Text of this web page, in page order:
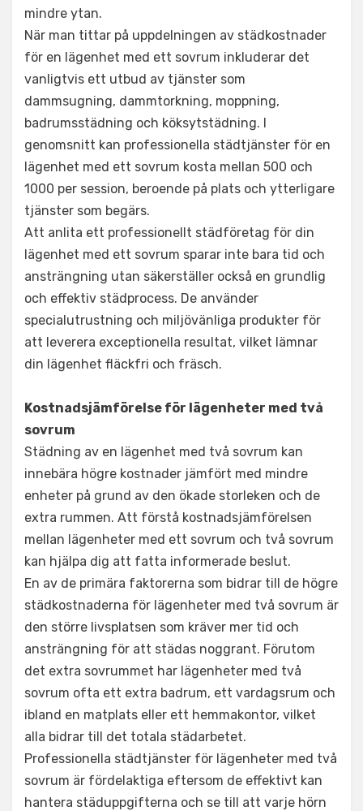
mindre ytan.
När man tittar på uppdelningen av städkostnader
för en lägenhet med ett sovrum inkluderar det
vanligtvis ett utbud av tjänster som
dammsugning, dammtorkning, moppning,
badrumsstädning och köksytstädning. I
genomsnitt kan professionella städtjänster för en
lägenhet med ett sovrum kosta mellan 500 och
1000 per session, beroende på plats och ytterligare
tjänster som begärs.
Att anlita ett professionellt städföretag för din
lägenhet med ett sovrum sparar inte bara tid och
ansträngning utan säkerställer också en grundlig
och effektiv städprocess. De använder
specialutrustning och miljövänliga produkter för
att leverera exceptionella resultat, vilket lämnar
din lägenhet fläckfri och fräsch.
Kostnadsjämförelse för lägenheter med två
sovrum
Städning av en lägenhet med två sovrum kan
innebära högre kostnader jämfört med mindre
enheter på grund av den ökade storleken och de
extra rummen. Att förstå kostnadsjämförelsen
mellan lägenheter med ett sovrum och två sovrum
kan hjälpa dig att fatta informerade beslut.
En av de primära faktorerna som bidrar till de högre
städkostnaderna för lägenheter med två sovrum är
den större livsplatsen som kräver mer tid och
ansträngning för att städas noggrant. Förutom
det extra sovrummet har lägenheter med två
sovrum ofta ett extra badrum, ett vardagsrum och
ibland en matplats eller ett hemmakontor, vilket
alla bidrar till det totala städarbetet.
Professionella städtjänster för lägenheter med två
sovrum är fördelaktiga eftersom de effektivt kan
hantera städuppgifterna och se till att varje hörn